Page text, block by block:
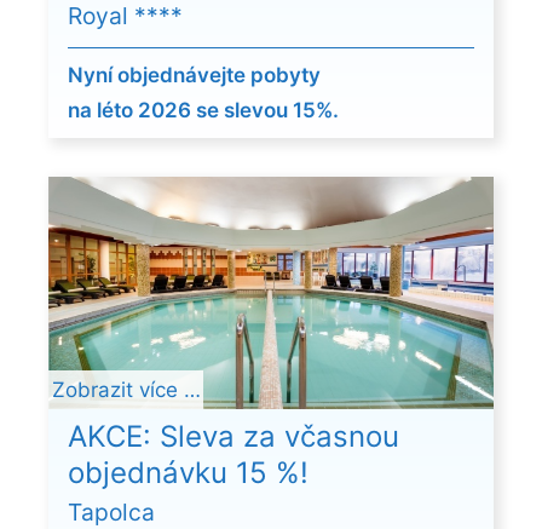
Royal ****
Nyní objednávejte pobyty
na léto 2026 se slevou 15%.
AKCE: Sleva za včasnou
objednávku 15 %!
Tapolca
Zobrazit více …